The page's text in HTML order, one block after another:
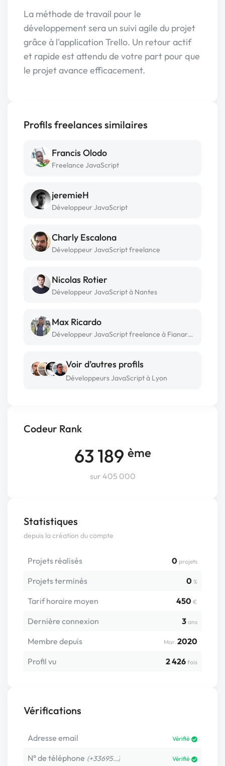
Codeur Rank
63 189 ème
sur 405 000
Statistiques
depuis la création du compte
Projets réalisés 0 projets
Projets terminés 0 %
Tarif horaire moyen 450 €
Dernière connexion 3 ans
Membre depuis Mar. 2020
Profil vu
2 426 fois
Vérifications
Adresse email Vérifié
N° de téléphone (+33695…) Vérifié
La méthode de travail pour le
développement sera un suivi agile du projet
grâce à l'application Trello. Un retour actif
et rapide est attendu de votre part pour que
le projet avance efficacement.
Profils freelances similaires
Francis Olodo
Freelance JavaScript
jeremieH
Développeur JavaScript
Charly Escalona
Développeur JavaScript freelance
Nicolas Rotier
Développeur JavaScript à Nantes
Max Ricardo
Développeur JavaScript freelance à Fianarantsoa
Voir d’autres profils
Développeurs JavaScript à Lyon